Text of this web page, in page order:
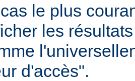
le plus
les
d'accès".